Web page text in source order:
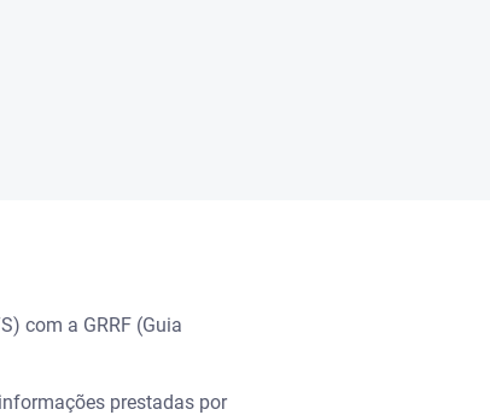
com a GRRF (Guia
prestadas por